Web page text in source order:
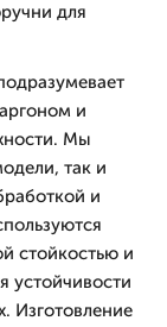
для
и
Мы
так и
и
стойкостью и
устойчивости
Изготовление